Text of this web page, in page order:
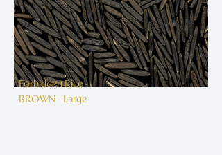
Forbidden Rice -
BROWN - Large